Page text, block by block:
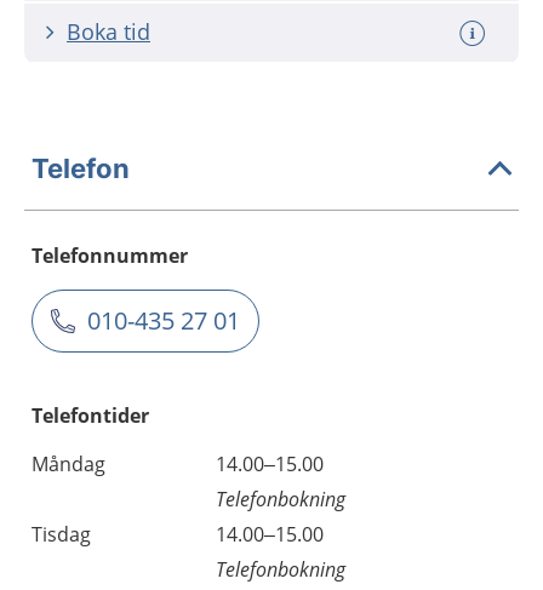
Boka tid
Telefon
Telefonnummer
010-435 27 01
Telefontider
Måndag
14.00–15.00
Telefonbokning
Tisdag
14.00–15.00
Telefonbokning